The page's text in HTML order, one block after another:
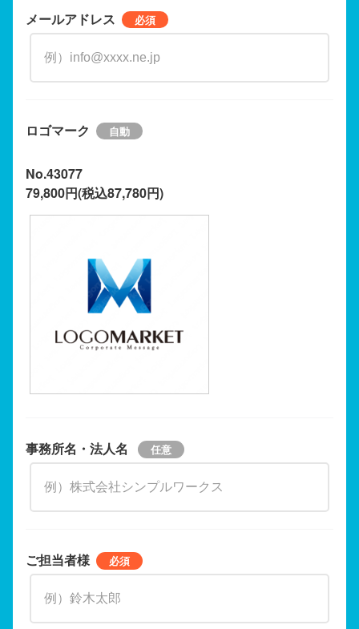
メールアドレス
ロゴマーク
No.43077
79,800円(税込87,780円)
事務所名・法人名
ご担当者様